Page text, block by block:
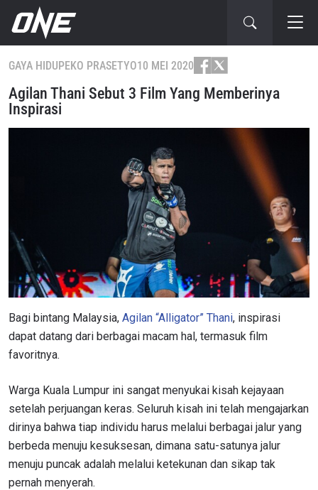
GAYA HIDUPEKO PRASETYO10 MEI 2020
Agilan Thani Sebut 3 Film Yang Memberinya
Inspirasi
Bagi bintang Malaysia, Agilan “Alligator” Thani, inspirasi
dapat datang dari berbagai macam hal, termasuk film
favoritnya.
Warga Kuala Lumpur ini sangat menyukai kisah kejayaan
setelah perjuangan keras. Seluruh kisah ini telah mengajarkan
dirinya bahwa tiap individu harus melalui berbagai jalur yang
berbeda menuju kesuksesan, dimana satu-satunya jalur
menuju puncak adalah melalui ketekunan dan sikap tak
pernah menyerah.